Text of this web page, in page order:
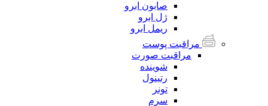
صابون ابرو
ژل ابرو
ریمل ابرو
مراقبت پوست
مراقبت صورت
شوینده
رتینول
تونر
سرم